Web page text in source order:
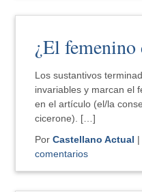
¿El femenino
Los sustantivos
invariables y marcan el
en el artículo (el/la
cicerone). […]
PorCastellano Actual
comentarios